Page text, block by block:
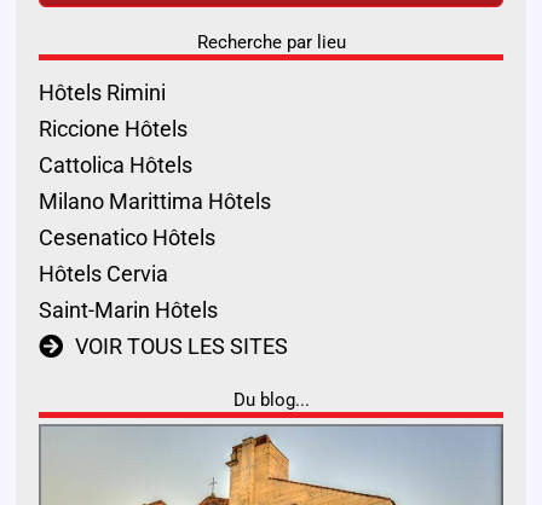
Recherche par lieu
Hôtels Rimini
Riccione Hôtels
Cattolica Hôtels
Milano Marittima Hôtels
Cesenatico Hôtels
Hôtels Cervia
Saint-Marin Hôtels
VOIR TOUS LES SITES
Du blog...